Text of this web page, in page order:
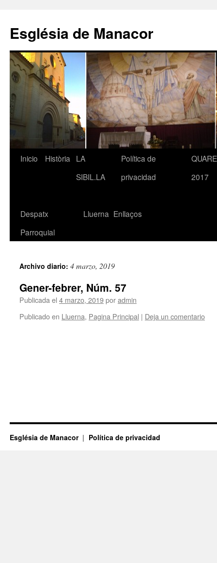
contenido
Església de Manacor
Inicio Història
LA
SIBIL.LA
Política de
privacidad
2017
Despatx
Parroquial
Lluerna Enllaços
Archivo diario: 4 marzo, 2019
Gener-febrer, Núm. 57
Publicada el 4 marzo, 2019poradmin
Publicado en Lluerna, Pagina Principal | Deja un comentario
Església de Manacor Política de privacidad